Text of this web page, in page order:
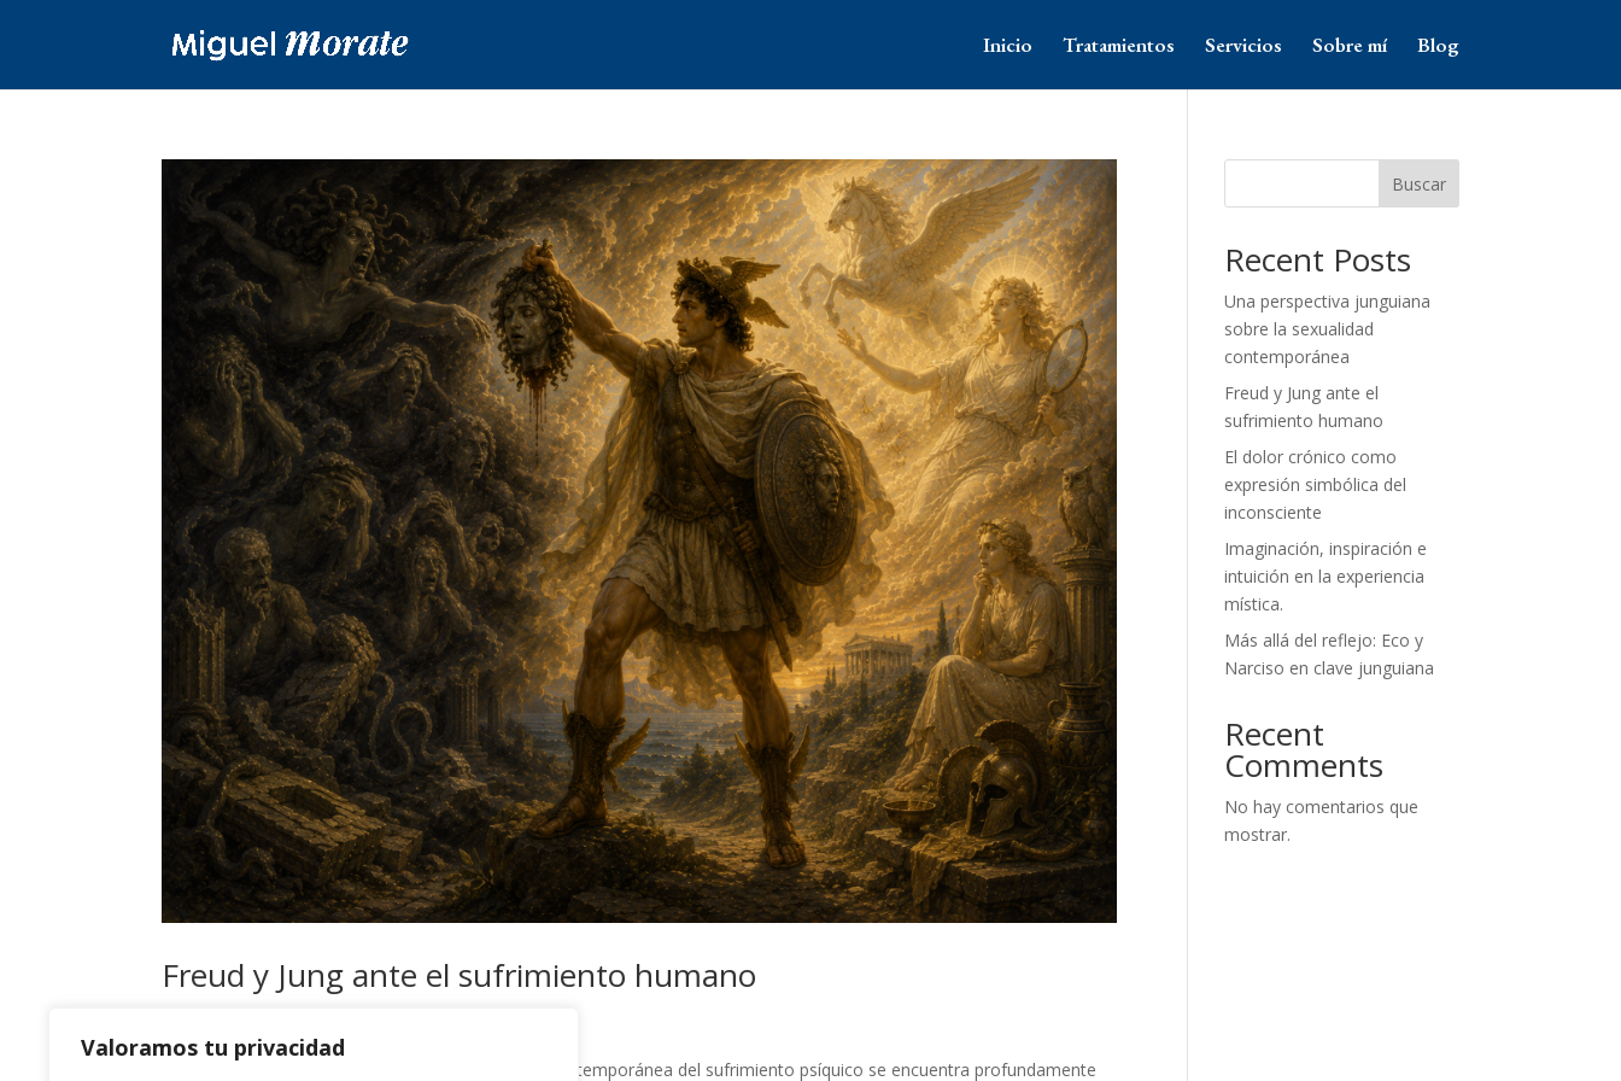
Valoramos tu privacidad
Inicio Tratamientos Servicios Sobre mí Blog
Freud y Jung ante el sufrimiento humano
Por Miguel Morate Introducción La comprensión contemporánea del sufrimiento psíquico se encuentra profundamente
Buscar
Recent Posts
Una perspectiva junguiana
sobre la sexualidad
contemporánea
Freud y Jung ante el
sufrimiento humano
El dolor crónico como
expresión simbólica del
inconsciente
Imaginación, inspiración e
intuición en la experiencia
mística.
Más allá del reflejo: Eco y
Narciso en clave junguiana
Recent
Comments
No hay comentarios que
mostrar.